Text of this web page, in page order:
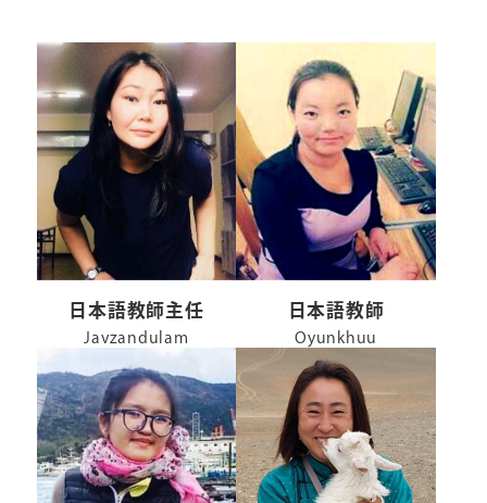
日本語教師主任
Javzandulam
日本語教師
Oyunkhuu